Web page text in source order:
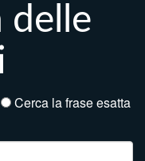
delle
Cerca la frase esatta